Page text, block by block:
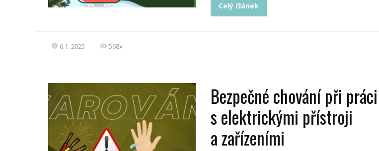
Celý článek
6.1. 2025 568x
Bezpečné chování při práci
s elektrickými přístroji
a zařízeními